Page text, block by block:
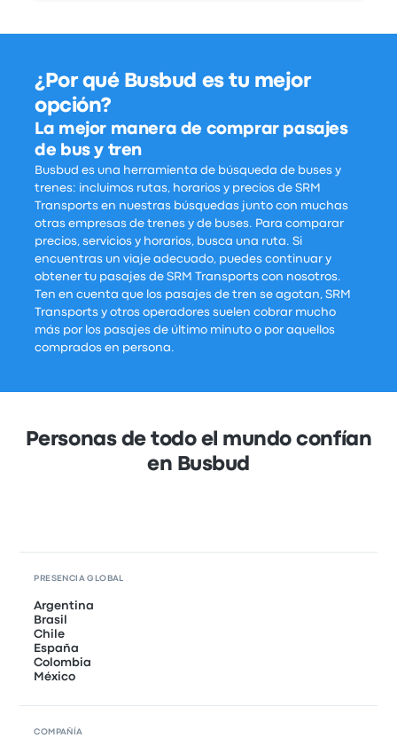
¿Por qué Busbud es tu mejor
opción?
La mejor manera de comprar pasajes
de bus y tren
Busbud es una herramienta de búsqueda de buses y
trenes: incluimos rutas, horarios y precios de SRM
Transports en nuestras búsquedas junto con muchas
otras empresas de trenes y de buses. Para comparar
precios, servicios y horarios, busca una ruta. Si
encuentras un viaje adecuado, puedes continuar y
obtener tu pasajes de SRM Transports con nosotros.
Ten en cuenta que los pasajes de tren se agotan, SRM
Transports y otros operadores suelen cobrar mucho
más por los pasajes de último minuto o por aquellos
comprados en persona.
Personas de todo el mundo confían
en Busbud
PRESENCIA GLOBAL
Argentina
Brasil
Chile
España
Colombia
México
COMPAÑÍA